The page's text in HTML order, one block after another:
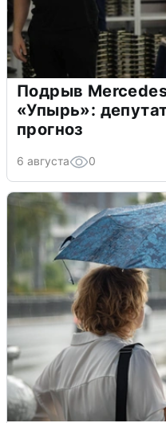
Подрыв
«Упырь»:
прогноз
6 августа 0